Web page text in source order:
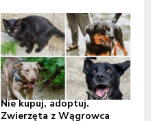
Nie kupuj, adoptuj.
Zwierzęta z Wągrowca